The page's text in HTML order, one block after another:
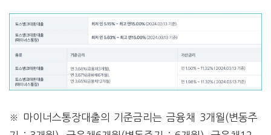
※ 마이너스통장대출의 기준금리는 금융채 3개월(변동주